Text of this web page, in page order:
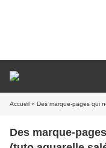
Accueil » Des marque-pages qui
Des marque-